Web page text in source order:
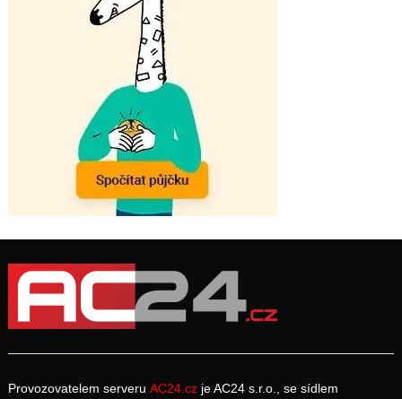
Provozovatelem serveru AC24.cz je AC24 s.r.o., se sídlem